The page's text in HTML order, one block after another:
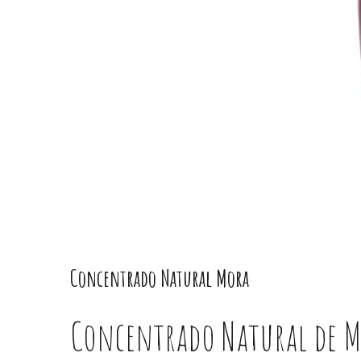
Concentrado Natural Mora
Concentrado Natural de